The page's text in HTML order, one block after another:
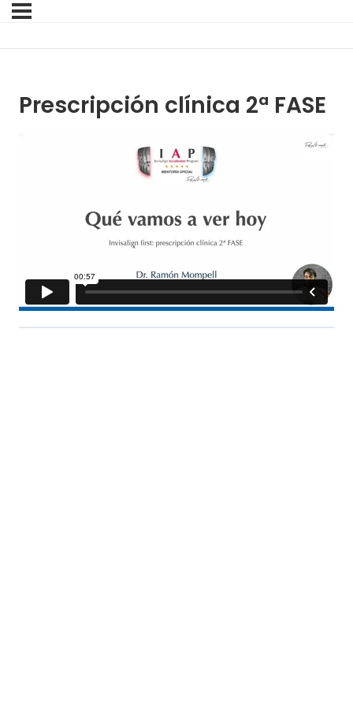
Prescripción clínica 2ª FASE